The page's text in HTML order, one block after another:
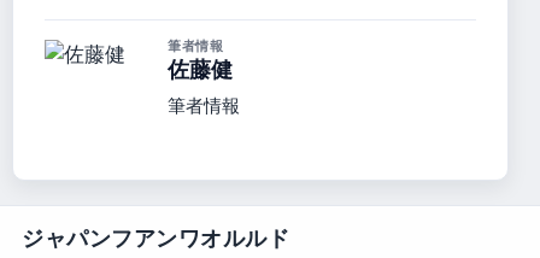
筆者情報
佐藤健
筆者情報
ジャパンフアンワオルルド